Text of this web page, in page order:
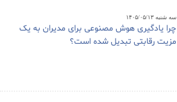
سه شنبه ۱۴۰۵/۰۵/۱۳
چرا یادگیری هوش مصنوعی برای مدیران به یک
مزیت رقابتی تبدیل شده است؟